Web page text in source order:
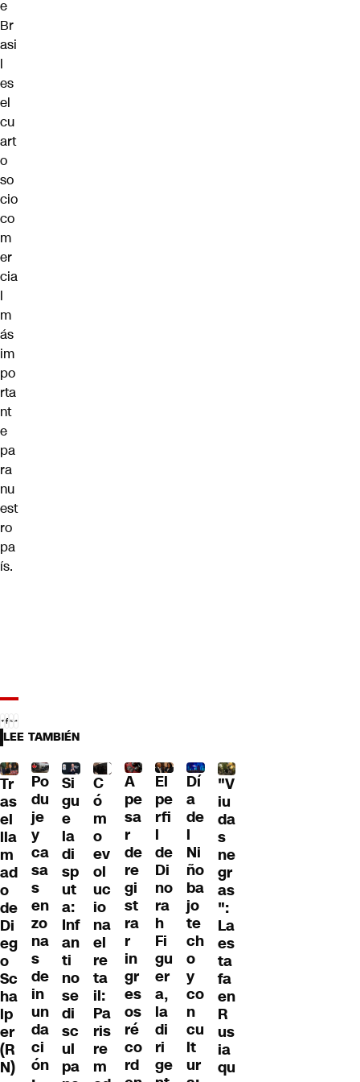
e
Br
asi
l
es
el
cu
art
o
so
cio
co
m
er
cia
l
m
ás
im
po
rta
nt
e
pa
ra
nu
est
ro
pa
ís.
LEE TAMBIÉN
Tr
as
el
lla
m
ad
o
de
Di
eg
o
Sc
ha
lp
er
(R
N)
Po
du
je
y
ca
sa
s
en
zo
na
s
de
in
un
da
ci
ón
Si
gu
e
la
di
sp
ut
a:
Inf
an
ti
no
se
di
sc
ul
pa
C
ó
m
o
ev
ol
uc
io
na
el
re
ta
il:
Pa
ris
re
m
A
pe
sa
r
de
re
gi
st
ra
r
in
gr
es
os
ré
co
rd
El
pe
rfi
l
de
Di
no
ra
h
Fi
gu
er
a,
la
di
ri
ge
Dí
a
de
l
Ni
ño
ba
jo
te
ch
o
y
co
n
cu
lt
ur
"V
iu
da
s
ne
gr
as
":
La
es
ta
fa
en
R
us
ia
qu